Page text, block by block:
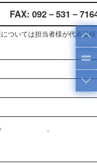
FAX: 092－531－
ついては担当者様が代表者